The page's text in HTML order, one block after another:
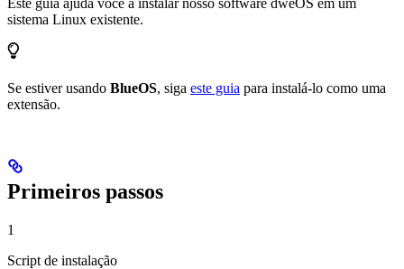
sistema Linux existente.
Se estiver usando BlueOS, siga este guia para instalá-lo como uma
extensão.
Primeiros passos
1
Script de instalação